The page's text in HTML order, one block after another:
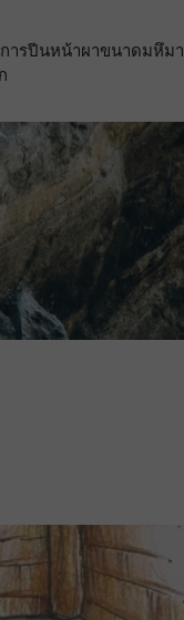
ารปีนหน้าผาขนาดมหึมา